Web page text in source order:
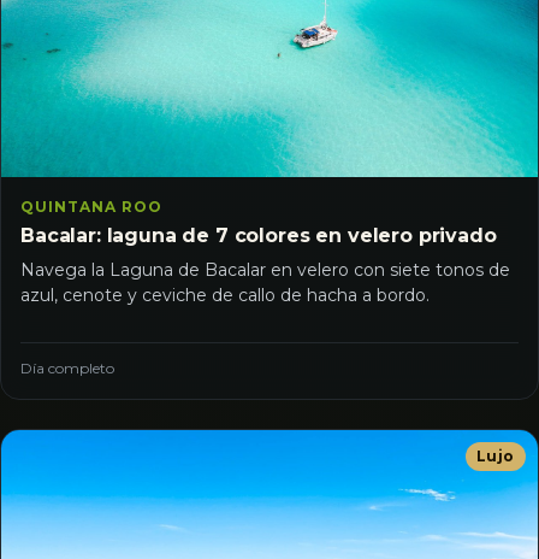
QUINTANA ROO
Bacalar: laguna de 7 colores en velero privado
Navega la Laguna de Bacalar en velero con siete tonos de
azul, cenote y ceviche de callo de hacha a bordo.
Día completo
Lujo